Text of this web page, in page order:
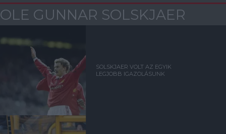
OLE GUNNAR SOLSKJAER
SOLSKJAER VOLT AZ EGYIK
LEGJOBB IGAZOLÁSUNK